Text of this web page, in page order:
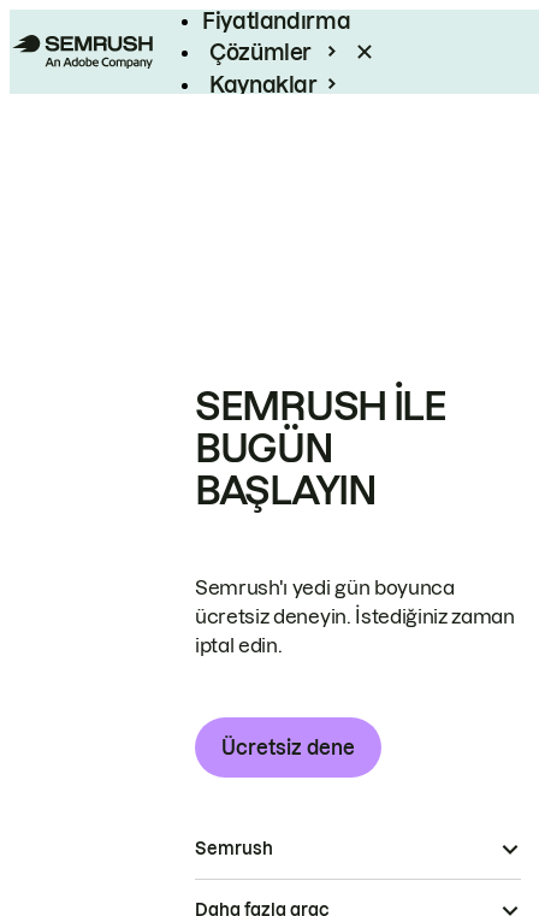
Fiyatlandırma
Çözümler
Kaynaklar
SEMRUSH ILE
BUGÜN
BAŞLAYIN
Semrush'ı yedi gün boyunca
ücretsiz deneyin. İstediğiniz zaman
iptal edin.
Ücretsiz dene
Semrush
Daha fazla araç